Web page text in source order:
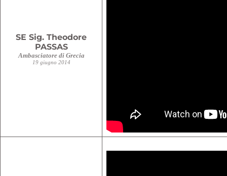
SE Sig. Theodore
PASSAS
Ambasciatore di Grecia
19 giugno 2014